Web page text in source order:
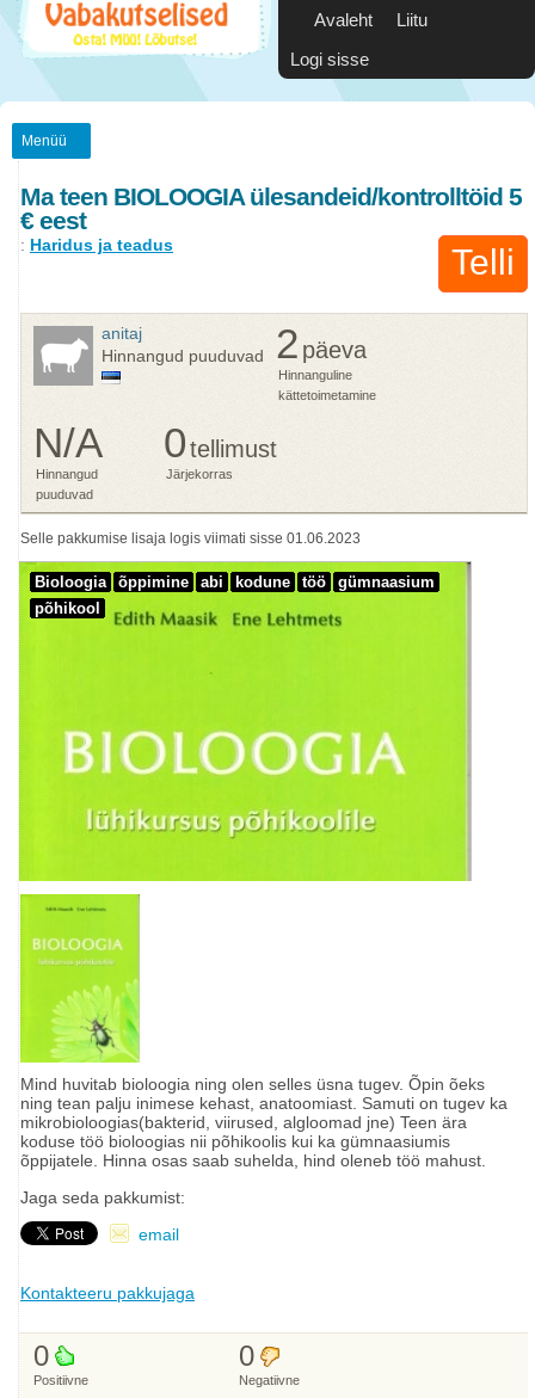
Avaleht
Liitu
Logi sisse
Menüü
Ma teen BIOLOOGIA ülesandeid/kontrolltöid 5
€ eest
Telli
: Haridus ja teadus
anitaj
Hinnangud puuduvad
2 päeva
Hinnanguline
kättetoimetamine
N/A
Hinnangud
puuduvad
0tellimust
Järjekorras
Selle pakkumise lisaja logis viimati sisse 01.06.2023
Bioloogia õppimine abi kodune töö
gümnaasium
põhikool
Mind huvitab bioloogia ning olen selles üsna tugev. Õpin õeks
ning tean palju inimese kehast, anatoomiast. Samuti on tugev ka
mikrobioloogias(bakterid, viirused, algloomad jne) Teen ära
koduse töö bioloogias nii põhikoolis kui ka gümnaasiumis
õppijatele. Hinna osas saab suhelda, hind oleneb töö mahust.
Jaga seda pakkumist:
email
Kontakteeru pakkujaga
0
Positiivne
0
Negatiivne